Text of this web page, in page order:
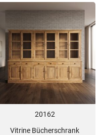
20162
Vitrine Bücherschrank